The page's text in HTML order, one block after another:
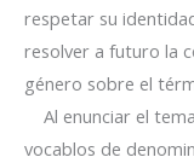
respetar su
resolver a futuro la
género sobre el
Al enunciar el
vocablos de